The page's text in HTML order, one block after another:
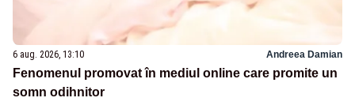
6 aug. 2026, 13:10 Andreea Damian
Fenomenul promovat în mediul online care promite un
somn odihnitor